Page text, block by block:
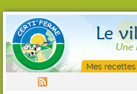
Mes recettes